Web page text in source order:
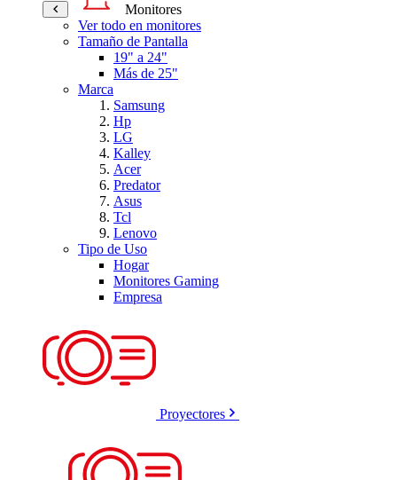
Monitores
Ver todo en monitores
Tamaño de Pantalla
19" a 24"
Más de 25"
Marca
Samsung
Hp
LG
Kalley
Acer
Predator
Asus
Tcl
Lenovo
Tipo de Uso
Hogar
Monitores Gaming
Empresa
Proyectores